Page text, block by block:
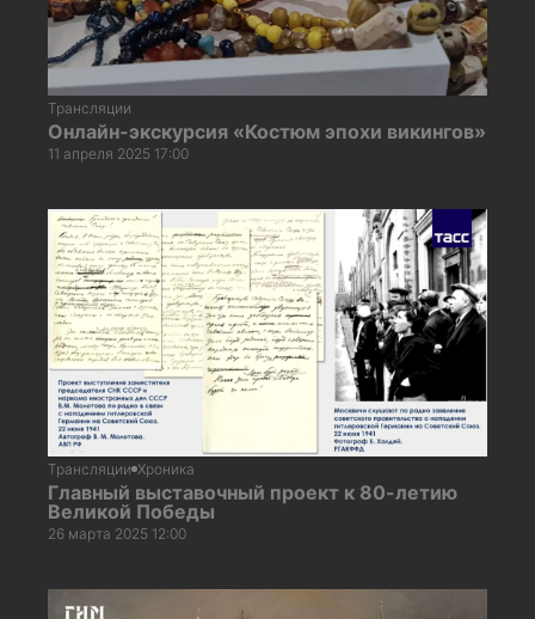
Трансляции
Онлайн-экскурсия «Костюм эпохи викингов»
11 апреля 2025 17:00
Трансляции Хроника
Главный выставочный проект к 80-летию
Великой Победы
26 марта 2025 12:00